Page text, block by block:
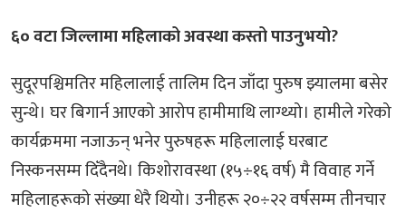
६० वटा जिल्लामा महिलाको अवस्था कस्तो पाउनुभयो?
सुदूरपश्चिमतिर महिलालाई तालिम दिन जाँदा पुरुष झ्यालमा बसेर
सुन्थे। घर बिगार्न आएको आरोप हामीमाथि लाग्थ्यो। हामीले गरेको
कार्यक्रममा नजाऊन् भनेर पुरुषहरू महिलालाई घरबाट
निस्कनसम्म दिँदैनथे। किशोरावस्था (१५÷१६ वर्ष) मै विवाह गर्ने
महिलाहरूको संख्या धेरै थियो। उनीहरू २०÷२२ वर्षसम्म तीनचार